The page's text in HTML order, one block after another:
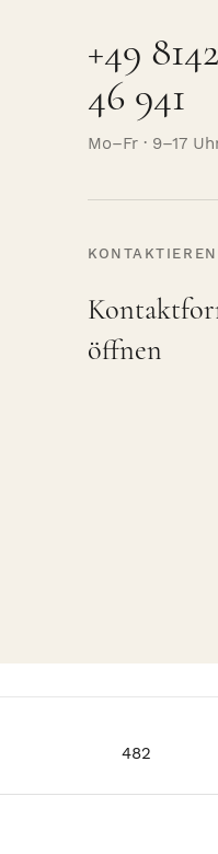
+49
46 941
Mo–Fr · 9–17
KONTAKTIEREN
öffnen
482